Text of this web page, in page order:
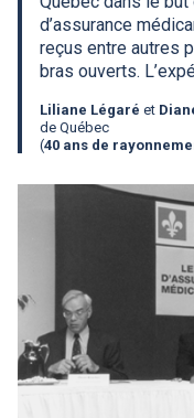
d’assurance
reçus entre autres
bras ouverts.
Liliane Légaré et
de Québec
(40 ans de